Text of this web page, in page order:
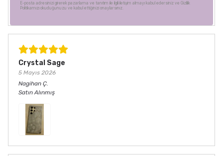
Crystal Sage
5 Mayıs 2026
Nagihan Ç.
Satın Alınmış
E-posta adresinizi girerek pazarlama ve tanıtım ile ilgili iletişim almayı kabul edersiniz ve Gizlilik
Politikamızı okuduğunuzu ve kabul ettiğinizi onaylarsınız.